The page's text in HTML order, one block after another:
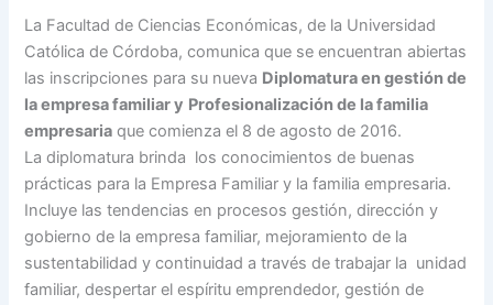
La Facultad de Ciencias Económicas, de la Universidad
Católica de Córdoba, comunica que se encuentran abiertas
las inscripciones para su nueva Diplomatura en gestión de
la empresa familiar y Profesionalización de la familia
empresaria que comienza el 8 de agosto de 2016.
La diplomatura brinda los conocimientos de buenas
prácticas para la Empresa Familiar y la familia empresaria.
Incluye las tendencias en procesos gestión, dirección y
gobierno de la empresa familiar, mejoramiento de la
sustentabilidad y continuidad a través de trabajar la unidad
familiar, despertar el espíritu emprendedor, gestión de